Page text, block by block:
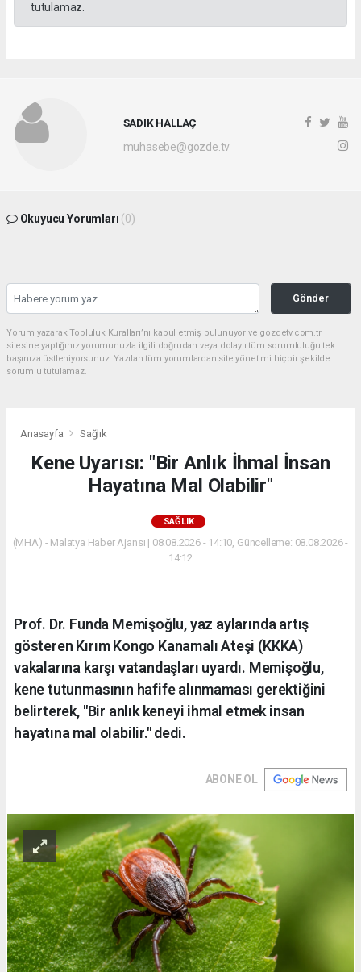
tutulamaz.
SADIK HALLAÇ
muhasebe@gozde.tv
Okuyucu Yorumları (0)
Gönder
Yorum yazarak Topluluk Kuralları’nı kabul etmiş bulunuyor ve gozdetv.com.tr
sitesine yaptığınız yorumunuzla ilgili doğrudan veya dolaylı tüm sorumluluğu tek
başınıza üstleniyorsunuz. Yazılan tüm yorumlardan site yönetimi hiçbir şekilde
sorumlu tutulamaz.
Anasayfa Sağlık
Kene Uyarısı: "Bir Anlık İhmal İnsan
Hayatına Mal Olabilir"
SAĞLIK
(MHA) - Malatya Haber Ajansı | 08.08.2026 - 14:10, Güncelleme: 08.08.2026 -
14:12
Prof. Dr. Funda Memişoğlu, yaz aylarında artış
gösteren Kırım Kongo Kanamalı Ateşi (KKKA)
vakalarına karşı vatandaşları uyardı. Memişoğlu,
kene tutunmasının hafife alınmaması gerektiğini
belirterek, "Bir anlık keneyi ihmal etmek insan
hayatına mal olabilir." dedi.
ABONE OL